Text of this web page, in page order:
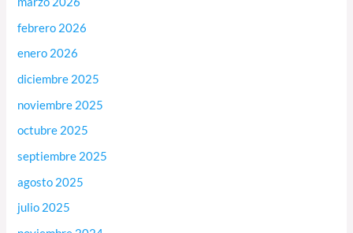
febrero 2026
enero 2026
diciembre 2025
noviembre 2025
octubre 2025
septiembre 2025
agosto 2025
julio 2025